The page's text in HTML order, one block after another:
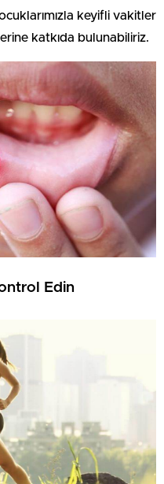
keyifli vakitler
katkıda bulunabiliriz.
Edin